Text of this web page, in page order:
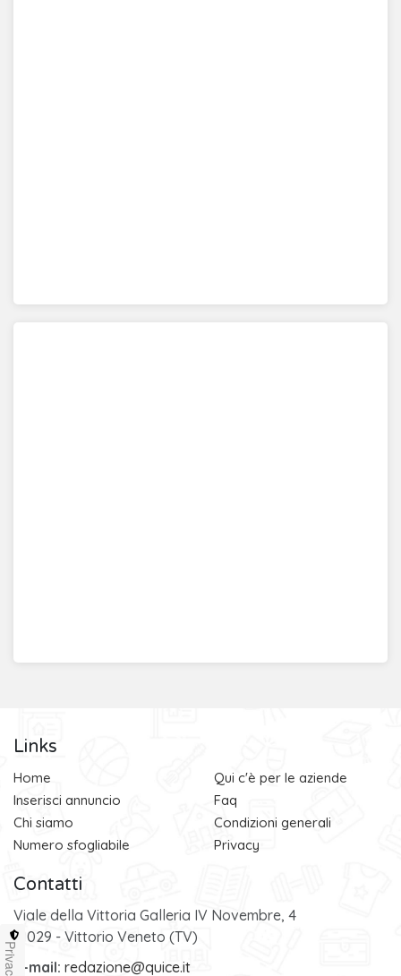
Links
Home
Inserisci annuncio
Chi siamo
Numero sfogliabile
Qui c'è per le aziende
Faq
Condizioni generali
Privacy
Contatti
Viale della Vittoria Galleria IV Novembre, 4
31029 - Vittorio Veneto (TV)
e-mail: redazione@quice.it
Privacy